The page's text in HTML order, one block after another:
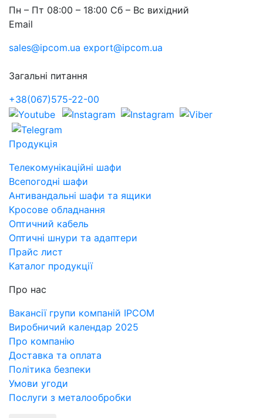
Пн – Пт 08:00 – 18:00 Сб – Вс вихідний
Email
sales@ipcom.ua export@ipcom.ua
Загальні питання
+38(067)575-22-00
Продукція
Телекомунікаційні шафи
Всепогодні шафи
Антивандальні шафи та ящики
Кросове обладнання
Оптичний кабель
Оптичні шнури та адаптери
Прайс лист
Каталог продукції
Про нас
Вакансії групи компаній IPCOM
Виробничий календар 2025
Про компанію
Доставка та оплата
Політика безпеки
Умови угоди
Послуги з металообробки